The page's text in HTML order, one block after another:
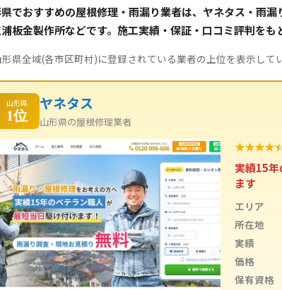
でおすすめの屋根修理・雨漏り業者は、ヤネタス・雨
板金製作所などです。施工実績・保証・口コミ評判をも
県全域(各市区町村)に登録されている業者の上位を表示して
山形県
1位
ヤネタス
山形県の屋根修理業者
★★★★
実績15
ます
エリア
所在地
実績
価格
保有資格